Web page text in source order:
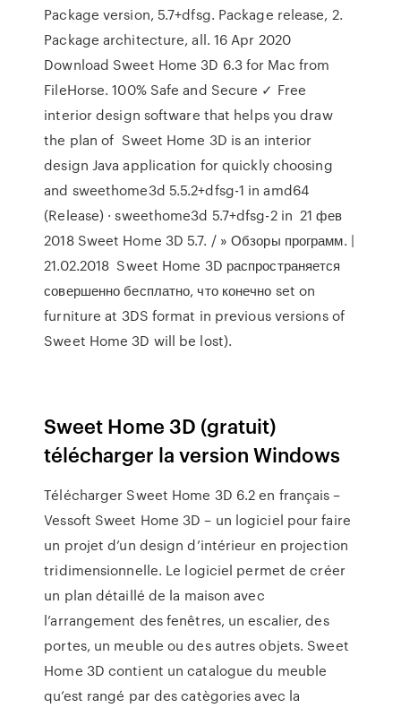
Package version, 5.7+dfsg. Package release, 2.
Package architecture, all. 16 Apr 2020
Download Sweet Home 3D 6.3 for Mac from
FileHorse. 100% Safe and Secure ✓ Free
interior design software that helps you draw
the plan of Sweet Home 3D is an interior
design Java application for quickly choosing
and sweethome3d 5.5.2+dfsg-1 in amd64
(Release) · sweethome3d 5.7+dfsg-2 in 21 фев
2018 Sweet Home 3D 5.7. / » Обзоры программ. |
21.02.2018 Sweet Home 3D распространяется
совершенно бесплатно, что конечно set on
furniture at 3DS format in previous versions of
Sweet Home 3D will be lost).
Sweet Home 3D (gratuit)
télécharger la version Windows
Télécharger Sweet Home 3D 6.2 en français –
Vessoft Sweet Home 3D – un logiciel pour faire
un projet d’un design d’intérieur en projection
tridimensionnelle. Le logiciel permet de créer
un plan détaillé de la maison avec
l’arrangement des fenêtres, un escalier, des
portes, un meuble ou des autres objets. Sweet
Home 3D contient un catalogue du meuble
qu’est rangé par des catègories avec la